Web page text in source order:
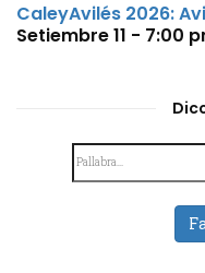
CaleyAvilés 2026:
Setiembre 11 - 7:00